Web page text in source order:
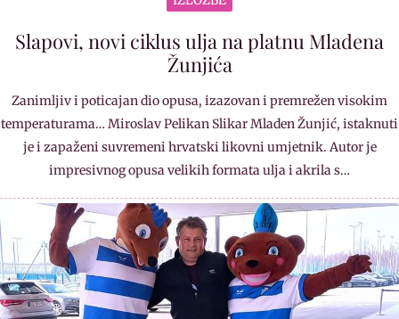
Slapovi, novi ciklus ulja na platnu Mladena
Žunjića
Zanimljiv i poticajan dio opusa, izazovan i premrežen visokim
temperaturama… Miroslav Pelikan Slikar Mladen Žunjić, istaknuti
je i zapaženi suvremeni hrvatski likovni umjetnik. Autor je
impresivnog opusa velikih formata ulja i akrila s…